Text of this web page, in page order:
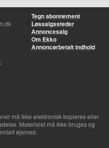
Tegn abonnement
Løssalgssteder
Annoncesalg
Om Ekko
Annoncørbetalt indhold
må ikke elektronisk kopieres eller
Materialet må ikke bruges og
øjemed.